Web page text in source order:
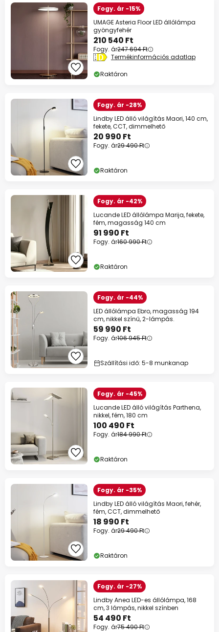
Fogy. ár -15%
UMAGE Asteria Floor LED állólámpa
gyöngyfehér
210 540 Ft
Fogy. ár247 694 Ft
Termékinformációs adatlap
Raktáron
Fogy. ár -28%
Lindby LED álló világítás Maori, 140 cm,
fekete, CCT, dimmelhető
20 990 Ft
Fogy. ár29 490 Ft
Raktáron
Fogy. ár -42%
Lucande LED állólámpa Marija, fekete,
fém, magasság 140 cm
91 990 Ft
Fogy. ár160 990 Ft
Raktáron
Fogy. ár -44%
LED állólámpa Ebro, magasság 194
cm, nikkel színű, 2-lámpás.
59 990 Ft
Fogy. ár106 945 Ft
Szállítási idő: 5-8 munkanap
Fogy. ár -45%
Lucande LED álló világítás Parthena,
nikkel, fém, 180 cm
100 490 Ft
Fogy. ár184 990 Ft
Raktáron
Fogy. ár -35%
Lindby LED álló világítás Maori, fehér,
fém, CCT, dimmelhető
18 990 Ft
Fogy. ár29 490 Ft
Raktáron
Fogy. ár -27%
Lindby Anea LED-es állólámpa, 168
cm, 3 lámpás, nikkel színben
54 490 Ft
Fogy. ár75 490 Ft